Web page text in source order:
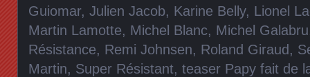
Guiomar, Julien Jacob, Karine Belly, Lionel
Martin Lamotte, Michel Blanc, Michel Galabru
Résistance, Remi Johnsen, Roland Giraud,
Martin, Super Résistant, teaser Papy fait de